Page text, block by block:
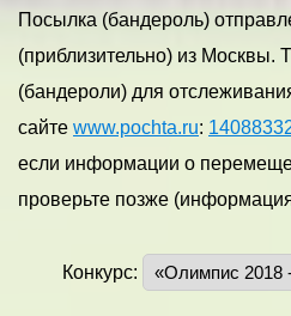
Посылка (бандероль)
(приблизительно) из Москвы.
(бандероли) для
сайте www.pochta.ru:
если информации о
проверьте позже
Конкурс: